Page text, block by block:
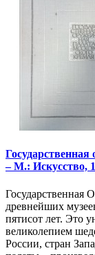
– М.: Искусство,
Государственная
древнейших
пятисот лет. Это
великолепием
России, стран